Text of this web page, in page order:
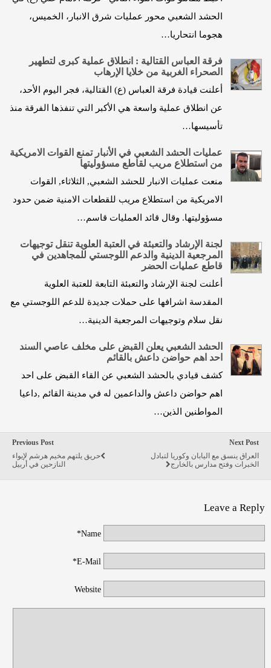
الحشد الشعبي محور عمليات شرق الانبار، الخميس،
هجوما انتحاريا…
فرقة العباس القتالية : انطلاق عملية كبرى لتطهير
الصحراء الغربية من خلايا الإرهاب
أعلنت قيادة فرقة العباس (ع) القتالية، فجر اليوم الأحد،
عن انطلاق عملية واسعة هي الأكبر التي تنفذها الفرقة منذ
تأسيسها…
عمليات الحشد الشعبي في الأنبار تمنع القوات الامريكية
من استطلاع مريب لقاطع مسؤوليتها
منعت عمليات الانبار للحشد الشعبي, الثلاثاء, القوات
الامريكية من استطلاع مريب للقطعات الامنية ضمن حدود
مسؤوليتها. وقال قائد العمليات قاسم…
لجنة الإرشاد والتعبئة في العتبة العلوية تنقل توجيهات
المرجعية الدينية والدعم اللوجستي للمجاهدين في
قاطع عمليات الحضر
أعلنت لجنة الإرشاد والتعبئة التابعة للعتبة العلوية
المقدسة اشرافها على حملات جديدة للدعم اللوجستي مع
نقل سلام وتوجيهات المرجعية الدينية…
الحشد الشعبي يعلن القبض على مخلف عاصي السند
احد اهم حواضن داعش بالقائم
كشف قيادي بالحشد الشعبي عن القاء القبض على احد
اهم حواضن داعش والداعمين له في مدينة القائم ,داعيا
المواطنين الذين…
Previous Post
حريق يلتهم مخيم هرشم لإيواء
النازحين في أربيل
Next Post
العراق ينسق مع اليابان وكوريا لتبادل
الخبرات وفتح مدارس بالخارج
Leave a Reply
Name*
E-Mail*
Website